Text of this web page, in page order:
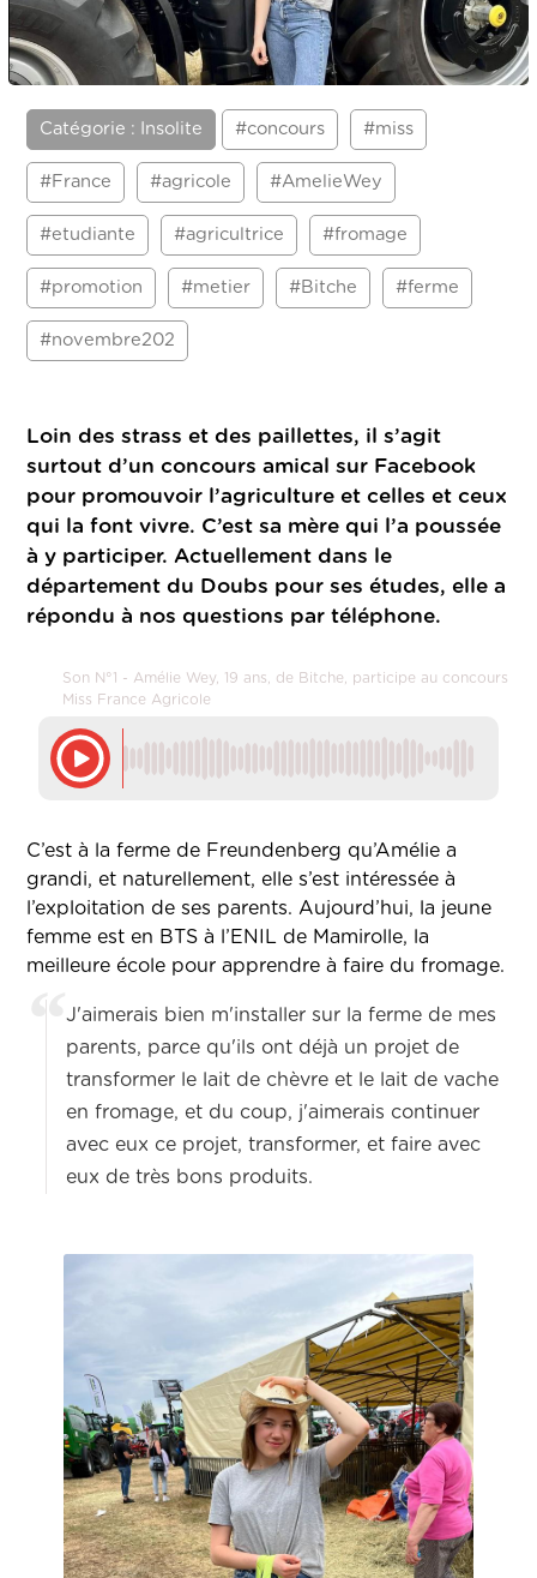
Catégorie : Insolite #concours #miss
#France #agricole #AmelieWey
#etudiante #agricultrice #fromage
#promotion #metier #Bitche #ferme
#novembre202
Loin des strass et des paillettes, il s’agit
surtout d’un concours amical sur Facebook
pour promouvoir l’agriculture et celles et ceux
qui la font vivre. C’est sa mère qui l’a poussée
à y participer. Actuellement dans le
département du Doubs pour ses études, elle a
répondu à nos questions par téléphone.
Son N°1 - Amélie Wey, 19 ans, de Bitche, participe au concours
Miss France Agricole
C’est à la ferme de Freundenberg qu’Amélie a
grandi, et naturellement, elle s’est intéressée à
l’exploitation de ses parents. Aujourd’hui, la jeune
femme est en BTS à l’ENIL de Mamirolle, la
meilleure école pour apprendre à faire du fromage.
J'aimerais bien m'installer sur la ferme de mes
parents, parce qu'ils ont déjà un projet de
transformer le lait de chèvre et le lait de vache
en fromage, et du coup, j'aimerais continuer
avec eux ce projet, transformer, et faire avec
eux de très bons produits.